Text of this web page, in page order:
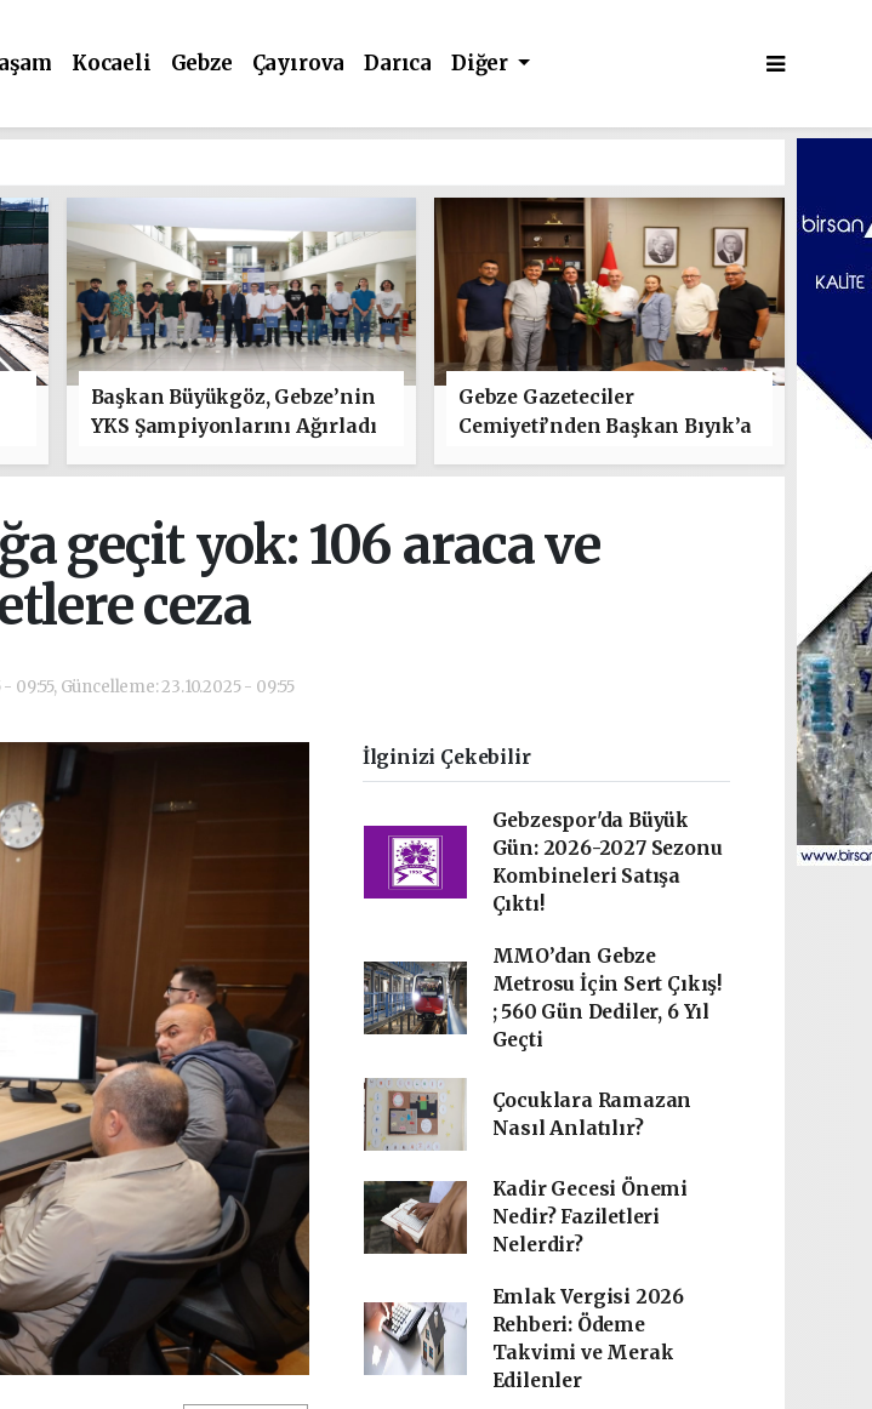
Kocaeli Gebze Çayırova Darıca Diğer
Başkan Büyükgöz, Gebze’nin
YKS Şampiyonlarını Ağırladı
Gebze Gazeteciler
Cemiyeti’nden Başkan Bıyık’a
geçit yok: 106 araca ve
ceza
- 09:55, Güncelleme: 23.10.2025 - 09:55
İlginizi Çekebilir
Gebzespor'da Büyük
Gün: 2026-2027 Sezonu
Kombineleri Satışa
Çıktı!
MMO’dan Gebze
Metrosu İçin Sert Çıkış!
; 560 Gün Dediler, 6 Yıl
Geçti
Çocuklara Ramazan
Nasıl Anlatılır?
Kadir Gecesi Önemi
Nedir? Faziletleri
Nelerdir?
Emlak Vergisi 2026
Rehberi: Ödeme
Takvimi ve Merak
Edilenler